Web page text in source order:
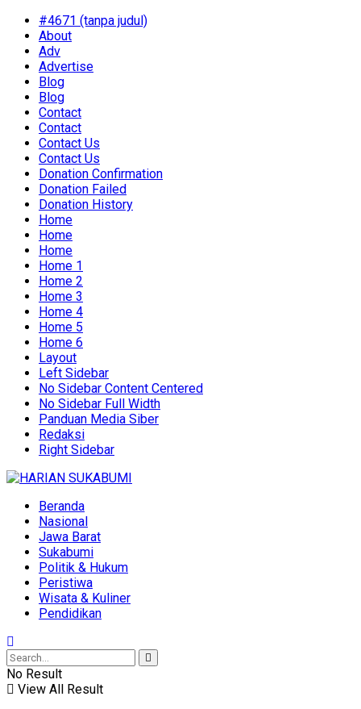
#4671 (tanpa judul)
About
Adv
Advertise
Blog
Blog
Contact
Contact
Contact Us
Contact Us
Donation Confirmation
Donation Failed
Donation History
Home
Home
Home
Home 1
Home 2
Home 3
Home 4
Home 5
Home 6
Layout
Left Sidebar
No Sidebar Content Centered
No Sidebar Full Width
Panduan Media Siber
Redaksi
Right Sidebar
Beranda
Nasional
Jawa Barat
Sukabumi
Politik & Hukum
Peristiwa
Wisata & Kuliner
Pendidikan
No Result
View All Result